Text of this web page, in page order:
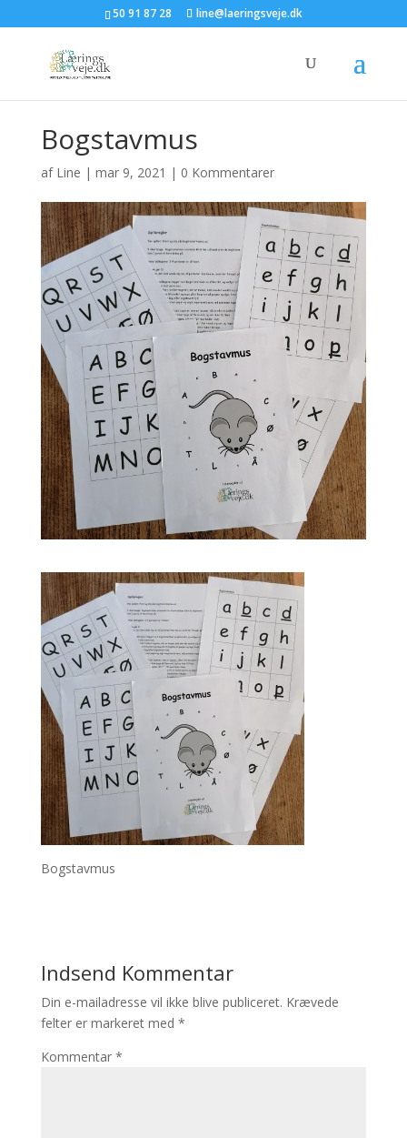
50 91 87 28 line@laeringsveje.dk
Bogstavmus
af Line | mar 9, 2021 | 0 Kommentarer
Bogstavmus
Indsend Kommentar
Din e-mailadresse vil ikke blive publiceret. Krævede
felter er markeret med *
Kommentar *